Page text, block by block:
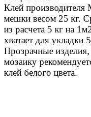
Клей производителя
мешки весом 25 кг.
из расчета 5 кг на
хватает для укладки
Прозрачные
мозаику
клей белого цвета.